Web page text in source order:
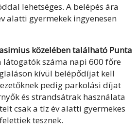
lehetséges. A belépés ára
alatti gyermekek ingyenesen
közelében található Punta
látogatók száma napi 600 főre
kívül belépődíjat kell
pedig parkolási díjat
és strandsátrak használata
csak a tíz év alatti gyermekes
tesznek.